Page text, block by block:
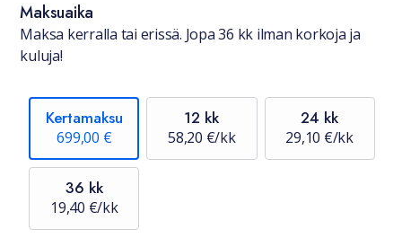
Maksuaika
Maksa kerralla tai erissä. Jopa 36 kk ilman korkoja ja
kuluja!
Kertamaksu
699,00 €
12 kk
58,20 €/kk
24 kk
29,10 €/kk
36 kk
19,40 €/kk